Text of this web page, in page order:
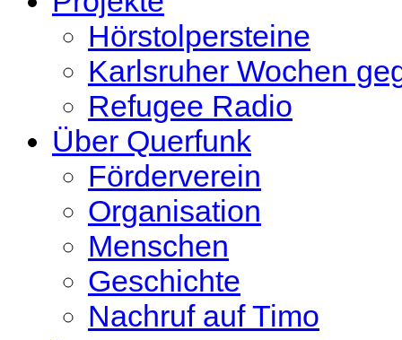
Hörstolpersteine
Karlsruher Wochen
Refugee Radio
Über Querfunk
Förderverein
Organisation
Menschen
Geschichte
Nachruf auf Timo